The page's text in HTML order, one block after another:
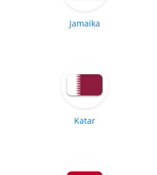
Jamaika
Katar